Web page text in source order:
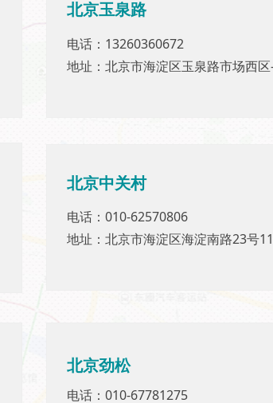
北京玉泉路
电话：13260360672
地址：北京市海淀区玉泉路市场西
北京玉泉路
电话：13260360672
地址：北京市海淀区玉泉路市场西
北京中关村
电话：010-62570806
地址：北京市海淀区海淀南路23号
北京中关村
电话：010-62570806
地址：北京市海淀区海淀南路23号
北京劲松
电话：010-67781275
北京劲松
电话：010-67781275